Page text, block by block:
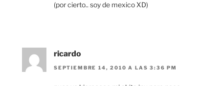
(por cierto.. soy de mexico XD)
ricardo
SEPTIEMBRE 14, 2010 A LAS 3:36 PM